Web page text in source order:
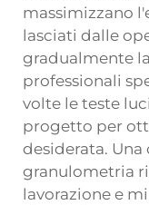
massimizzano
lasciati dalle
gradualmente
professionali
volte le teste
progetto per
desiderata.
granulometria
lavorazione e